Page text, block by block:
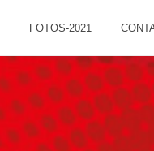
FOTOS-2021